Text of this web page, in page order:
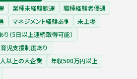
業種未経験歓迎
職種経験者優遇
マネジメント経験あり
未上場
（5日以上連続取得可能）
育児支援制度あり
以上の大企業
年収500万円以上